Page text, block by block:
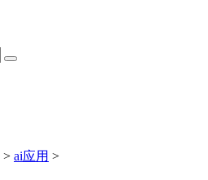
> ai应用 >